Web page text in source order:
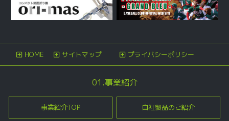
HOME サイトマップ プライバシーポリシー
01.事業紹介
事業紹介TOP 自社製品のご紹介